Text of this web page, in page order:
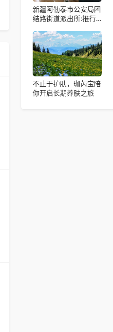
新疆阿勒泰市公安局团
结路街道派出所:推行
代“枫”景线
不止于护肤，珈芮宝陪
你开启长期养肤之旅